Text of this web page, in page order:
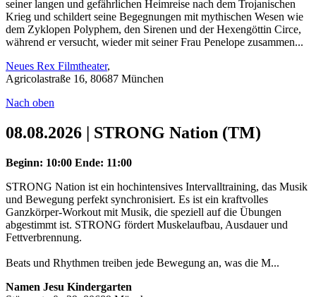
seiner langen und gefährlichen Heimreise nach dem Trojanischen
Krieg und schildert seine Begegnungen mit mythischen Wesen wie
dem Zyklopen Polyphem, den Sirenen und der Hexengöttin Circe,
während er versucht, wieder mit seiner Frau Penelope zusammen...
Neues Rex Filmtheater,
Agricolastraße 16, 80687 München
Nach oben
08.08.2026 | STRONG Nation (TM)
Beginn: 10:00 Ende: 11:00
STRONG Nation ist ein hochintensives Intervalltraining, das Musik
und Bewegung perfekt synchronisiert. Es ist ein kraftvolles
Ganzkörper-Workout mit Musik, die speziell auf die Übungen
abgestimmt ist. STRONG fördert Muskelaufbau, Ausdauer und
Fettverbrennung.
Beats und Rhythmen treiben jede Bewegung an, was die M...
Namen Jesu Kindergarten